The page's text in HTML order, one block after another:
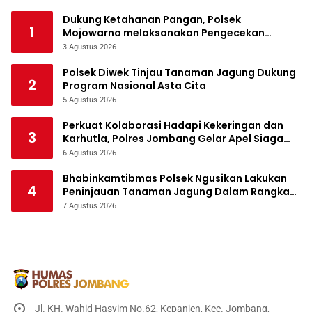
1
Dukung Ketahanan Pangan, Polsek
Mojowarno melaksanakan Pengecekan
Tanaman Jagung
3 Agustus 2026
2
Polsek Diwek Tinjau Tanaman Jagung Dukung
Program Nasional Asta Cita
5 Agustus 2026
3
Perkuat Kolaborasi Hadapi Kekeringan dan
Karhutla, Polres Jombang Gelar Apel Siaga
Bencana
6 Agustus 2026
4
Bhabinkamtibmas Polsek Ngusikan Lakukan
Peninjauan Tanaman Jagung Dalam Rangka
Mendukung Ketahanan Pangan
7 Agustus 2026
Jl. KH. Wahid Hasyim No.62, Kepanjen, Kec. Jombang,